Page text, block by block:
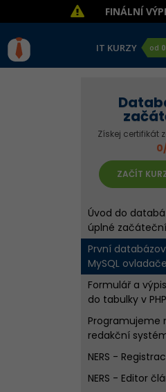
FINÁLNÍ
IT KURZY od
Získej certifikát
ZAČÍT
Úvod do
úplné
První
MySQL
Formulář a
do tabulky v PHP
Programujeme
redakční systém
NERS -
NERS - Editor